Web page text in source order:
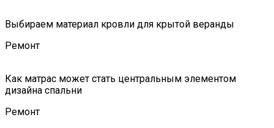
Выбираем материал кровли для крытой веранды
Ремонт
Как матрас может стать центральным элементом
дизайна спальни
Ремонт